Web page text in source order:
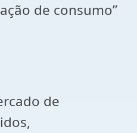
de consumo”
de